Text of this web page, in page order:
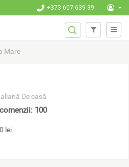
+373 607 639 39
DE
Căutare
Mare
De casă
100
lei